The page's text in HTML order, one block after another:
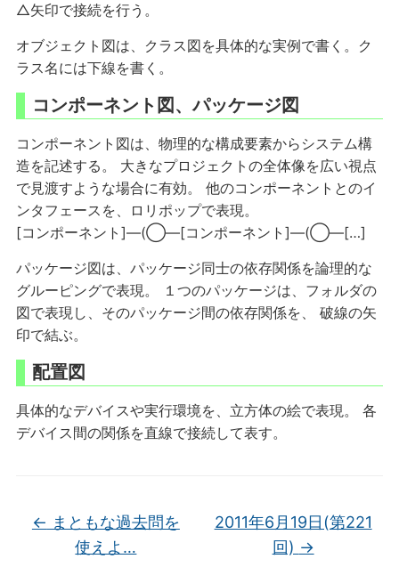
△矢印で接続を行う。
オブジェクト図は、クラス図を具体的な実例で書く。ク
ラス名には下線を書く。
コンポーネント図、パッケージ図
コンポーネント図は、物理的な構成要素からシステム構
造を記述する。 大きなプロジェクトの全体像を広い視点
で見渡すような場合に有効。 他のコンポーネントとのイ
ンタフェースを、ロリポップで表現。
[コンポーネント]—(◯—[コンポーネント]—(◯—[…]
パッケージ図は、パッケージ同士の依存関係を論理的な
グルーピングで表現。 １つのパッケージは、フォルダの
図で表現し、そのパッケージ間の依存関係を、 破線の矢
印で結ぶ。
配置図
具体的なデバイスや実行環境を、立方体の絵で表現。 各
デバイス間の関係を直線で接続して表す。
← まともな過去問を
使えよ…
2011年6月19日(第221
回) →